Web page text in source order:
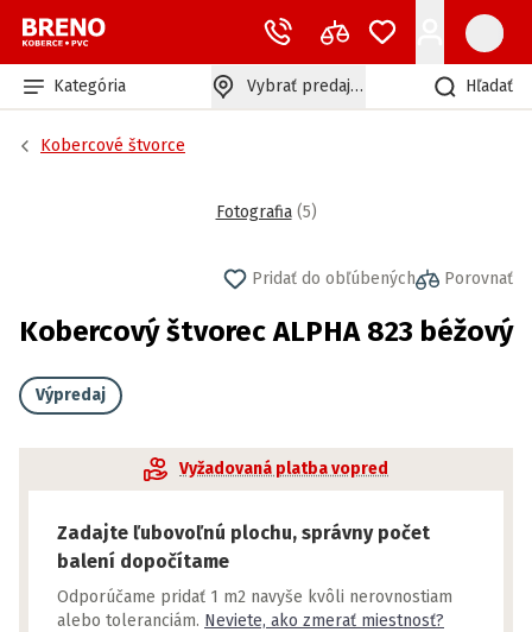
Kategória Vybrať predajňu Hľadať
Kobercové štvorce
Fotografia (5)
Pridať do obľúbených Porovnať
Kobercový štvorec ALPHA 823 béžový
Výpredaj
Vyžadovaná platba vopred
Zadajte ľubovoľnú plochu, správny počet
balení dopočítame
Odporúčame pridať 1 m2 navyše kvôli nerovnostiam
alebo toleranciám. Neviete, ako zmerať miestnosť?